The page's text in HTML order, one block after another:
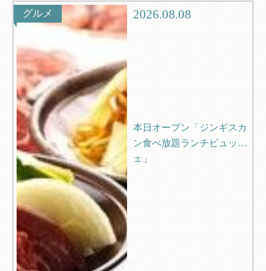
グルメ
ブログ
グルメ 2026.08.08
本日オープン「ジンギスカ
ン食べ放題ランチビュッフ
ェ」